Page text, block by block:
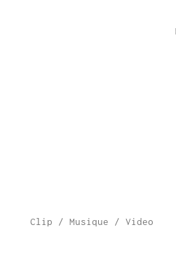
Clip / Musique / Video